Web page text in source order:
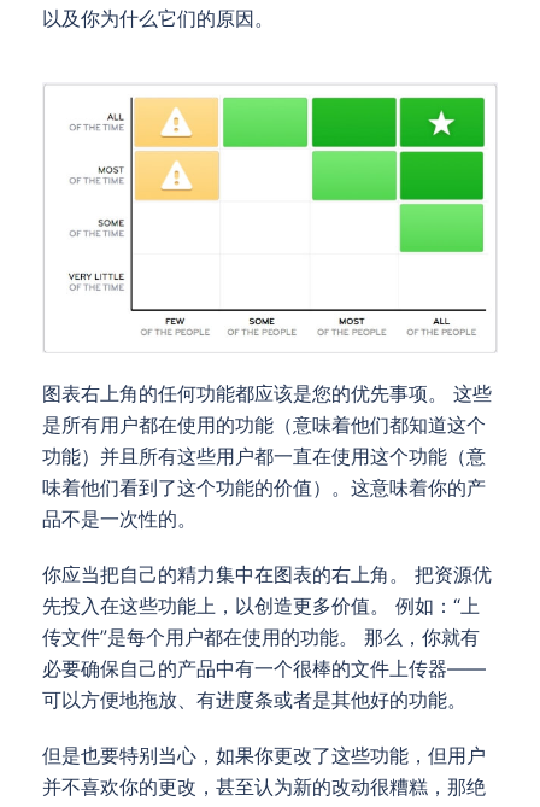
以及你为什么它们的原因。
图表右上角的任何功能都应该是您的优先事项。 这些
是所有用户都在使用的功能（意味着他们都知道这个
功能）并且所有这些用户都一直在使用这个功能（意
味着他们看到了这个功能的价值）。这意味着你的产
品不是一次性的。
你应当把自己的精力集中在图表的右上角。 把资源优
先投入在这些功能上，以创造更多价值。 例如：“上
传文件”是每个用户都在使用的功能。 那么，你就有
必要确保自己的产品中有一个很棒的文件上传器——
可以方便地拖放、有进度条或者是其他好的功能。
但是也要特别当心，如果你更改了这些功能，但用户
并不喜欢你的更改，甚至认为新的改动很糟糕，那绝